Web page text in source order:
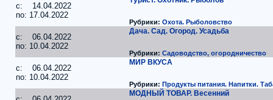
c: 14.04.2022
по: 17.04.2022
Рубрики: Охота. Рыболовство
c: 06.04.2022
по: 10.04.2022
Дача. Сад. Огород. Усадьба
Рубрики: Садоводство, огородничество
c: 06.04.2022
по: 10.04.2022
МИР ВКУСА
Рубрики: Продукты питания. Напитки.
МОДНЫЙ ТОВАР. Весенний